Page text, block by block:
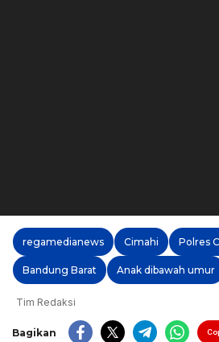
regamedianews Cimahi Polres
Bandung Barat Anak dibawah umur
Tim Redaksi
Bagikan